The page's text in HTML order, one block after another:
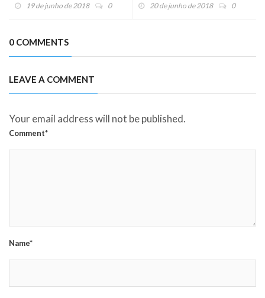
19 de junho de 2018 0 20 de junho de 2018 0
0 COMMENTS
LEAVE A COMMENT
Your email address will not be published.
Comment*
Name*